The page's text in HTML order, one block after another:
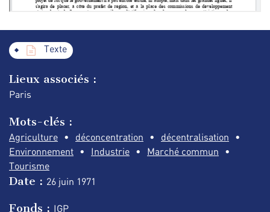
Texte
Lieux associés :
Paris
Mots-clés :
Agriculture déconcentration
décentralisation
Environnement
Industrie
Marché commun
Tourisme
Date : 26 juin 1971
Fonds : IGP